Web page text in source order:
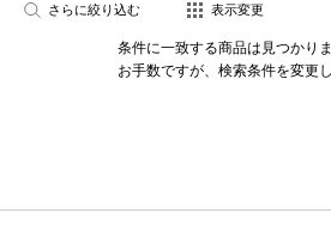
さらに絞り込む 表示変更
条件に一致する商品は見つかり
お手数ですが、検索条件を変更